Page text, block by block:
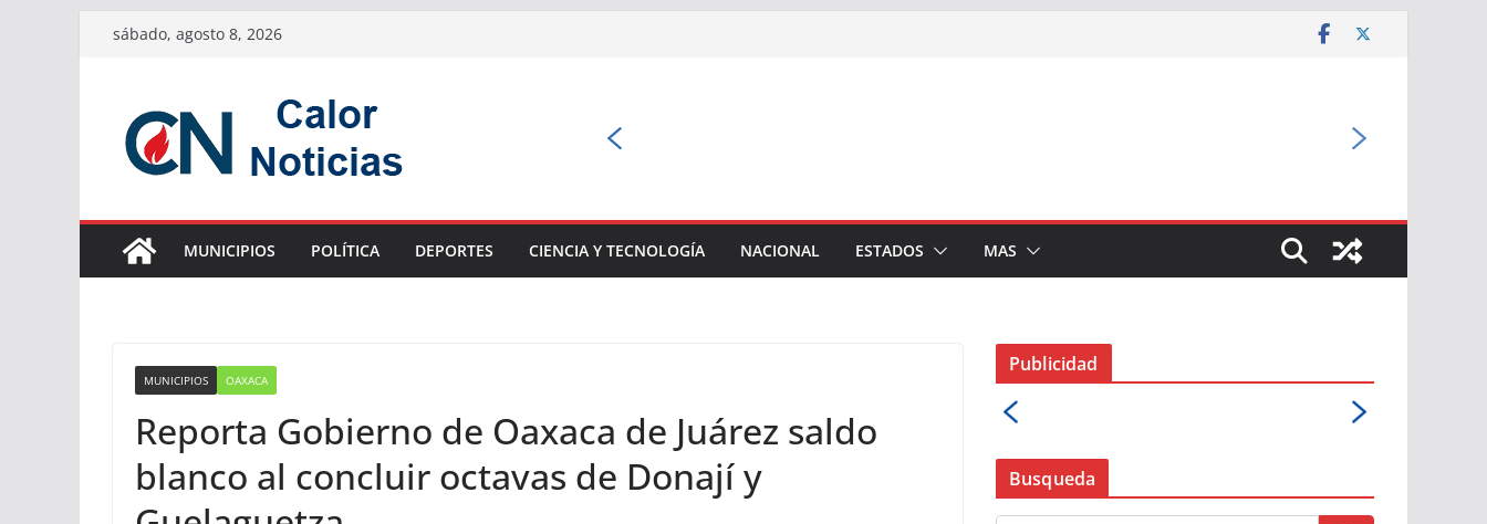
Saltarsábado, agosto 8, 2026
MUNICIPIOS POLÍTICA DEPORTES CIENCIA Y TECNOLOGÍA NACIONAL ESTADOS MAS
MUNICIPIOS OAXACA
Reporta Gobierno de Oaxaca de Juárez saldo
blanco al concluir octavas de Donají y
Publicidad
Busqueda